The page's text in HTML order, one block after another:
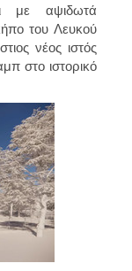
με αψιδωτά
του Λευκού
νέος ιστός
στο ιστορικό